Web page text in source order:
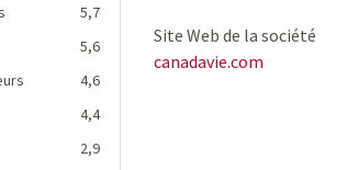
5,7
5,6
4,6
4,4
2,9
Site Web de la société
canadavie.com